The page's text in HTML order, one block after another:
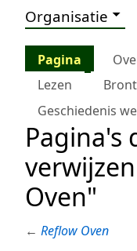
Organisatie
Pagina
Lezen
Geschiedenis
Pagina's
Oven"
← Reflow Oven